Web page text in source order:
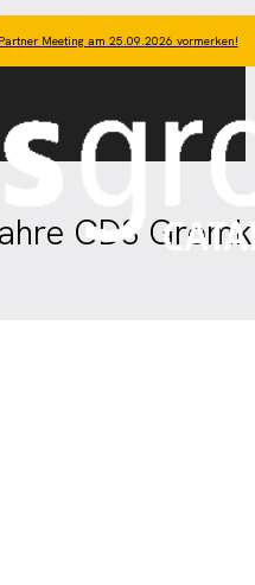
Meeting am 25.09.2026 vormerken!
CDS